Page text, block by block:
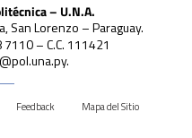
– U.N.A.
San Lorenzo – Paraguay.
– C.C. 111421
Feedback Mapa del Sitio